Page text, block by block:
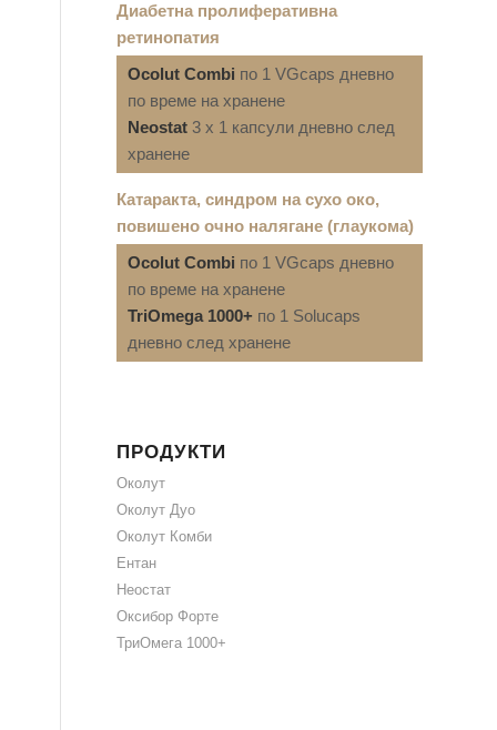
Диабетна пролиферативна
ретинопатия
Ocolut Combi по 1 VGcaps дневно
по време на хранене
Neostat 3 x 1 капсули дневно след
хранене
Катаракта, синдром на сухо око,
повишено очно налягане (глаукома)
Ocolut Combi по 1 VGcaps дневно
по време на хранене
TriOmega 1000+ по 1 Solucaps
дневно след хранене
ПРОДУКТИ
Околут
Околут Дуо
Околут Комби
Ентан
Неостат
Оксибор Форте
ТриОмега 1000+